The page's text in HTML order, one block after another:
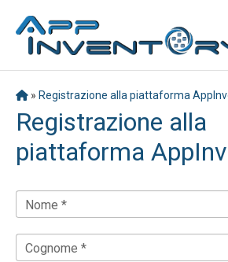
» Registrazione alla piattaforma
Registrazione alla
piattaforma
Nome *
Cognome *